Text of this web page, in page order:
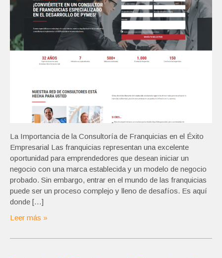
La Importancia de la Consultoría de Franquicias en el Éxito
Empresarial Las franquicias representan una excelente
oportunidad para emprendedores que desean iniciar un
negocio con una marca establecida y un modelo de negocio
probado. Sin embargo, entrar en el mundo de las franquicias
puede ser un proceso complejo y lleno de desafíos. Es aquí
donde […]
Leer más »